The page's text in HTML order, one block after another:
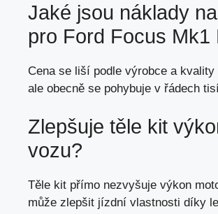
Jaké jsou náklady
pro Ford Focus Mk1
Cena se liší podle výrobce a kvality
ale obecně se pohybuje v řádech
Zlepšuje těle kit
vozu?
Těle kit přímo nezvyšuje výkon
může zlepšit jízdní vlastnosti díky